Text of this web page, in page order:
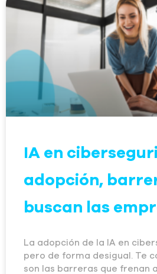
IA en
adopción,
buscan las
La adopción de la IA en
pero de forma desigual. Te
son las barreras que frenan